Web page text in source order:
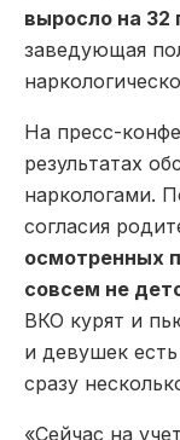
выросло на 32
заведующая
На пресс-
результатах
наркологами.
согласия
осмотренных
совсем не
ВКО курят и
и девушек
сразу
«Сейчас на